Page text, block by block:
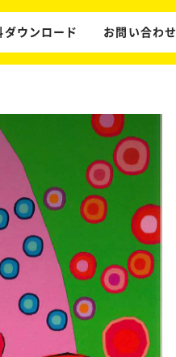
ダウンロード お問い合わせ